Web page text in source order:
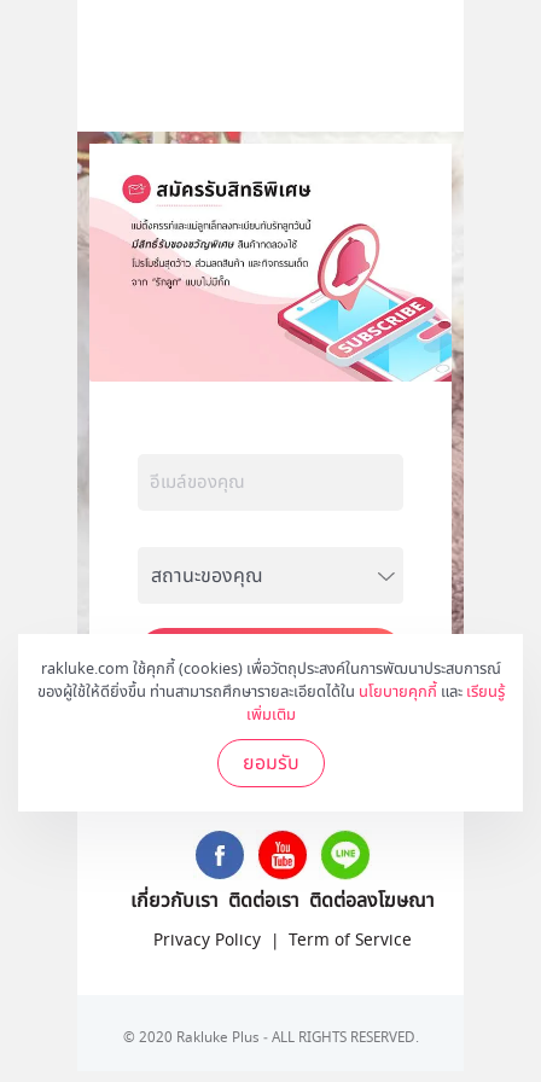
rakluke.com ใช้คุกกี้ (cookies) เพื่อวัตถุประสงค์ในการพัฒนาประสบการณ์
ของผู้ใช้ให้ดียิ่งขึ้น ท่านสามารถศึกษารายละเอียดได้ใน นโยบายคุกกี้ และ เรียนรู้
เพิ่มเติม
ยอมรับ
สมัคร
ติดตามเราได้ที่
เกี่ยวกับเรา ติดต่อเรา ติดต่อลงโฆษณา
Privacy Policy | Term of Service
© 2020 Rakluke Plus - ALL RIGHTS RESERVED.